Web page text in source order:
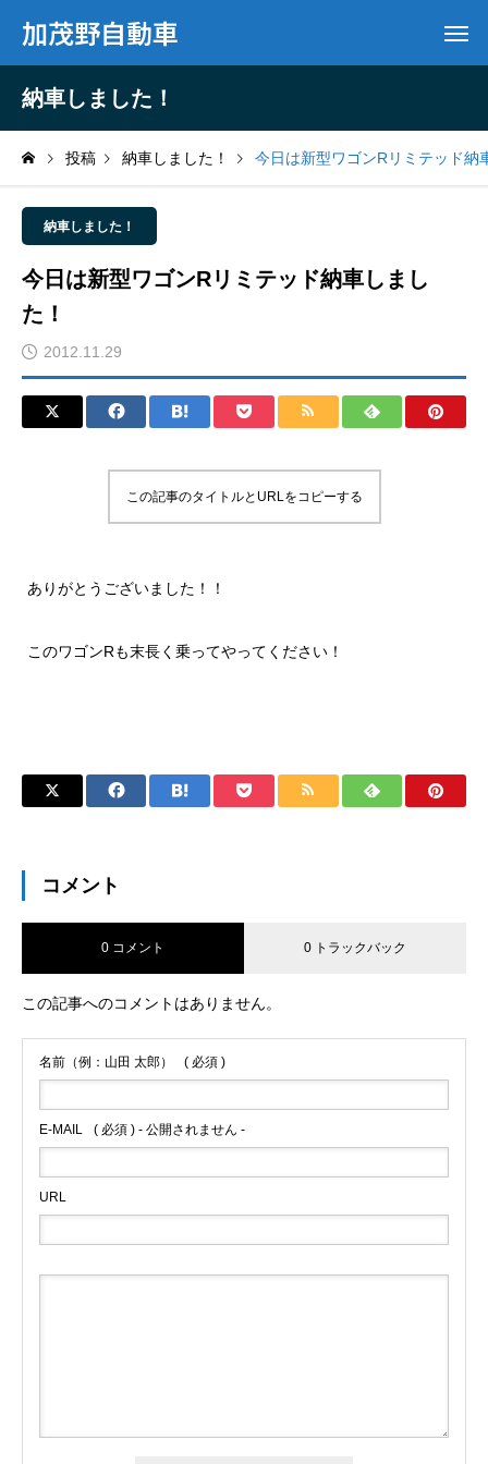
加茂野自動車
納車しました！
投稿 納車しました！ 今日は新型ワゴンRリミテッド納
納車しました！
今日は新型ワゴンRリミテッド納車しまし
た！
2012.11.29
この記事のタイトルとURLをコピーする
ありがとうございました！！
このワゴンRも末長く乗ってやってください！
コメント
0 コメント 0 トラックバック
この記事へのコメントはありません。
名前（例：山田 太郎） ( 必須 )
E-MAIL ( 必須 ) - 公開されません -
URL